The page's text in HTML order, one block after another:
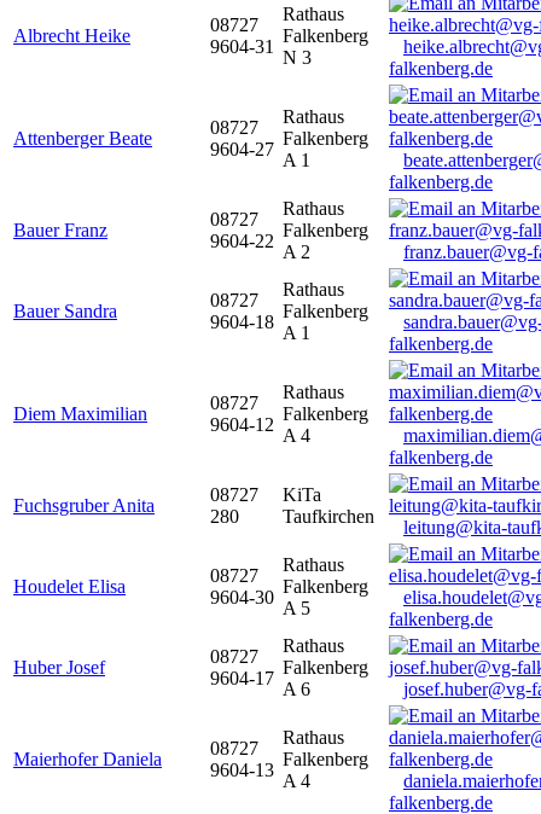
Albrecht Heike
08727
9604-31
Rathaus
Falkenberg
N 3
falkenberg.de
Attenberger Beate
08727
9604-27
Rathaus
Falkenberg
A 1
falkenberg.de
Bauer Franz
08727
9604-22
Rathaus
Falkenberg
A 2
franz.bauer@vg-
Bauer Sandra
08727
9604-18
Rathaus
Falkenberg
A 1
falkenberg.de
Diem Maximilian
08727
9604-12
Rathaus
Falkenberg
A 4
falkenberg.de
Fuchsgruber Anita
08727
280
KiTa
Taufkirchen
leitung@kita-
Houdelet Elisa
08727
9604-30
Rathaus
Falkenberg
A 5
falkenberg.de
Huber Josef
08727
9604-17
Rathaus
Falkenberg
A 6
josef.huber@vg-
Maierhofer Daniela
08727
9604-13
Rathaus
Falkenberg
A 4
falkenberg.de